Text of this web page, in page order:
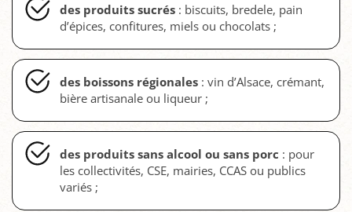
des produits sucrés : biscuits, bredele, pain
d’épices, confitures, miels ou chocolats ;
des boissons régionales : vin d’Alsace, crémant,
bière artisanale ou liqueur ;
des produits sans alcool ou sans porc : pour
les collectivités, CSE, mairies, CCAS ou publics
variés ;